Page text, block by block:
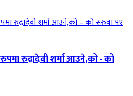
रुद्रादेवी शर्मा आउने,को - को